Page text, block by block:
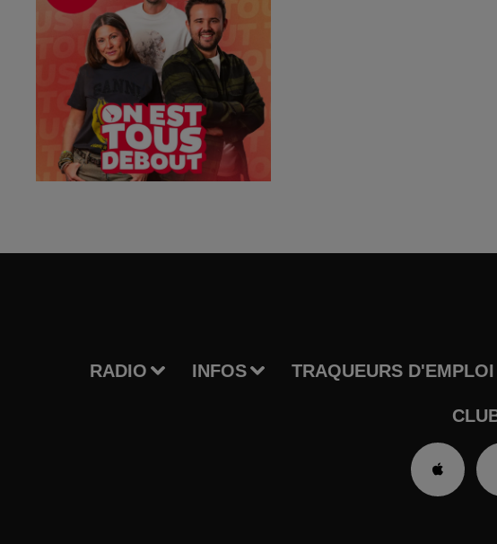
RADIO INFOS TRAQUEURS D'EMPLOI